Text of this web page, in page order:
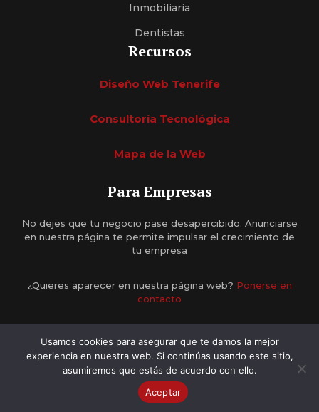
Inmobiliaria
Dentistas
Recursos
Diseño Web Tenerife
Consultoría Tecnológica
Mapa de la Web
Para Empresas
No dejes que tu negocio pase desapercibido. Anunciarse
en nuestra página te permite impulsar el crecimiento de
tu empresa
¿Quieres aparecer en nuestra página web? Ponerse en
contacto
2026 © AbaDirectorio •Diseño Web Tenerife
Usamos cookies para asegurar que te damos la mejor
experiencia en nuestra web. Si continúas usando este sitio,
asumiremos que estás de acuerdo con ello.
Aceptar